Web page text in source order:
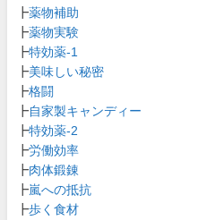
┣薬物補助
┣薬物実験
┣特効薬-1
┣美味しい秘密
┣格闘
┣自家製キャンディー
┣特効薬-2
┣労働効率
┣肉体鍛錬
┣嵐への抵抗
┣歩く食材